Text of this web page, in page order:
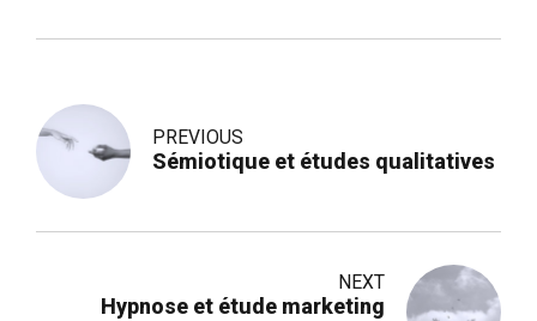
PREVIOUS
Sémiotique et études qualitatives
NEXT
Hypnose et étude marketing